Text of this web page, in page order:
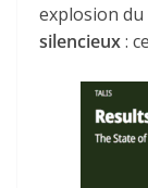
explosion
silencieux: